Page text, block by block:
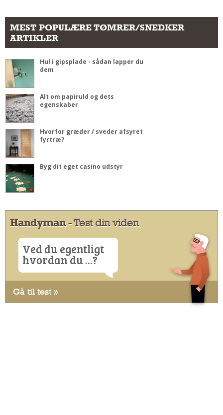
MEST POPULÆRE TØMRER/SNEDKER
ARTIKLER
Hul i gipsplade - sådan lapper du
dem
Alt om papiruld og dets
egenskaber
Hvorfor græder / sveder afsyret
fyrtræ?
Byg dit eget casino udstyr
Handyman- Test din viden
Ved du egentligt
hvordan du ...?
Gå til test »